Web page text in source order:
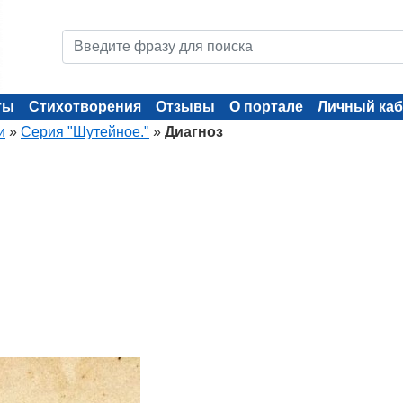
Стихотворения Отзывы О портале
Личный
» Серия "Шутейное." » Диагноз